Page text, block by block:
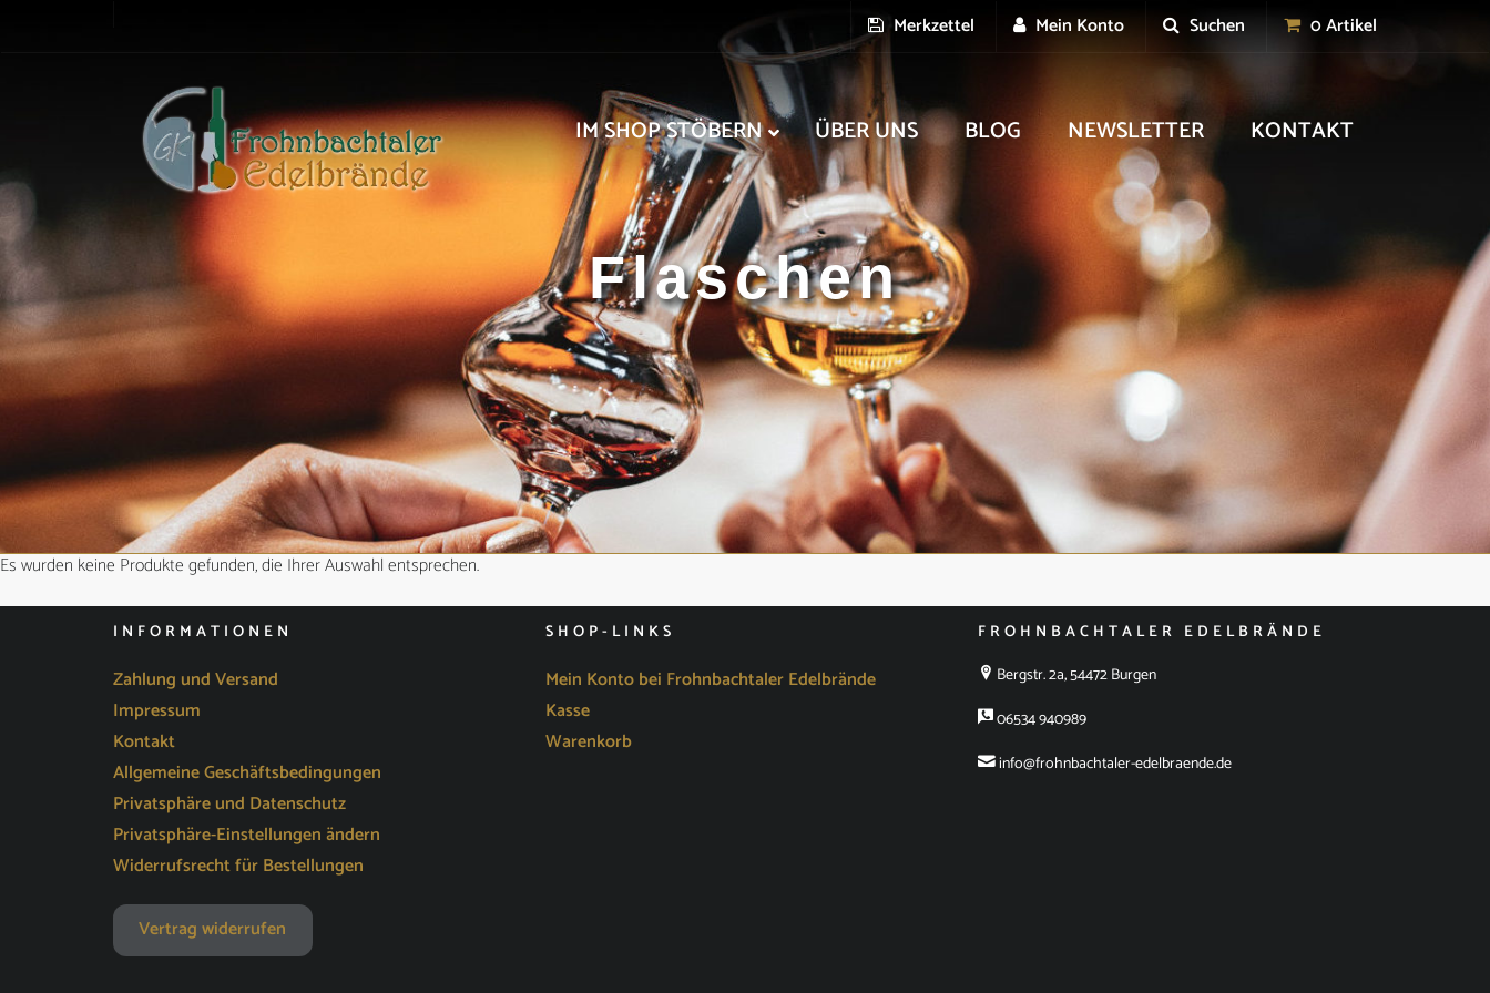
Merkzettel Mein Konto Suchen 0 Artikel
IM SHOP STÖBERN ÜBER UNS BLOG NEWSLETTER KONTAKT
Flaschen
Es wurden keine Produkte gefunden, die Ihrer Auswahl entsprechen.
INFORMATIONEN
Zahlung und Versand
Impressum
Kontakt
Allgemeine Geschäftsbedingungen
Privatsphäre und Datenschutz
Privatsphäre-Einstellungen ändern
Widerrufsrecht für Bestellungen
Vertrag widerrufen
SHOP-LINKS
Mein Konto bei Frohnbachtaler Edelbrände
Kasse
Warenkorb
FROHNBACHTALER EDELBRÄNDE
Bergstr. 2a, 54472 Burgen
06534 940989
info@frohnbachtaler-edelbraende.de